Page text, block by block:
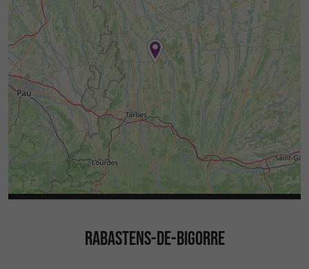
RABASTENS-DE-BIGORRE